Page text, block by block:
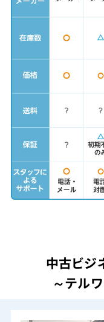
中古ビジ
～テル